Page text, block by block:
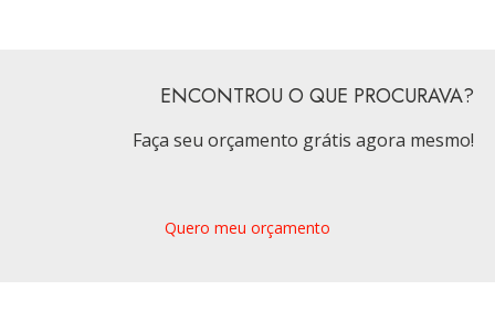
ENCONTROU O QUE PROCURAVA?
Faça seu orçamento grátis agora mesmo!
Quero meu orçamento